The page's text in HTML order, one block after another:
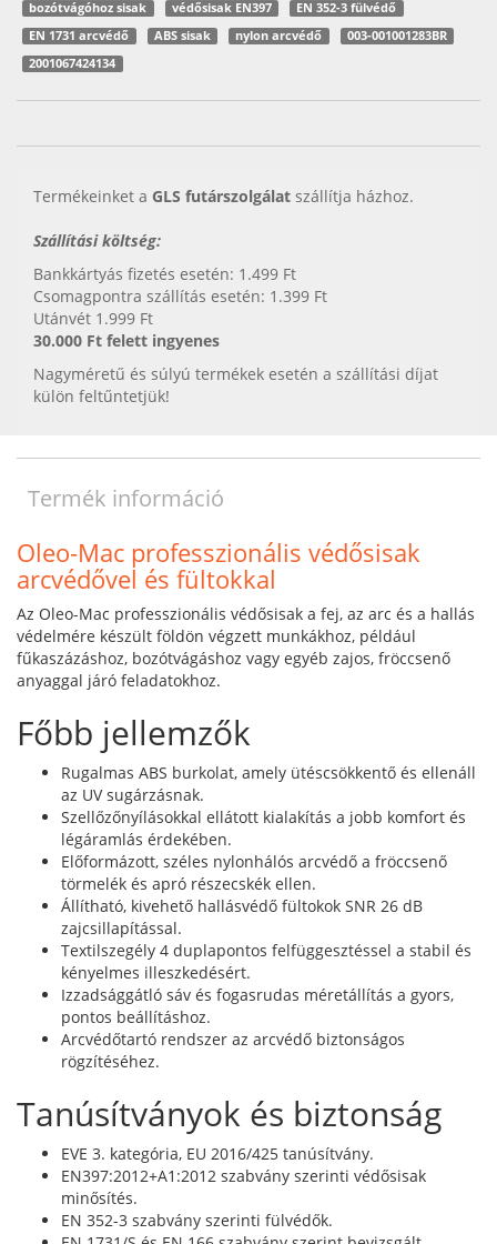
bozótvágóhoz sisak
védősisak EN397
EN 352-3 fülvédő
EN 1731 arcvédő
ABS sisak nylon arcvédő
003-001001283BR
2001067424134
Termékeinket a GLS futárszolgálat szállítja házhoz.
Szállítási költség:
Bankkártyás fizetés esetén: 1.499 Ft
Csomagpontra szállítás esetén: 1.399 Ft
Utánvét 1.999 Ft
30.000 Ft felett ingyenes
Nagyméretű és súlyú termékek esetén a szállítási díjat
külön feltűntetjük!
Termék információ
Oleo-Mac professzionális védősisak
arcvédővel és fültokkal
Az Oleo-Mac professzionális védősisak a fej, az arc és a hallás
védelmére készült földön végzett munkákhoz, például
fűkaszázáshoz, bozótvágáshoz vagy egyéb zajos, fröccsenő
anyaggal járó feladatokhoz.
Főbb jellemzők
Rugalmas ABS burkolat, amely ütéscsökkentő és ellenáll
az UV sugárzásnak.
Szellőzőnyílásokkal ellátott kialakítás a jobb komfort és
légáramlás érdekében.
Előformázott, széles nylonhálós arcvédő a fröccsenő
törmelék és apró részecskék ellen.
Állítható, kivehető hallásvédő fültokok SNR 26 dB
zajcsillapítással.
Textilszegély 4 duplapontos felfüggesztéssel a stabil és
kényelmes illeszkedésért.
Izzadsággátló sáv és fogasrudas méretállítás a gyors,
pontos beállításhoz.
Arcvédőtartó rendszer az arcvédő biztonságos
rögzítéséhez.
Tanúsítványok és biztonság
EVE 3. kategória, EU 2016/425 tanúsítvány.
EN397:2012+A1:2012 szabvány szerinti védősisak
minősítés.
EN 352-3 szabvány szerinti fülvédők.